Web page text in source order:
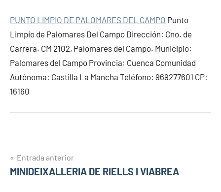
PUNTO LIMPIO DE PALOMARES DEL CAMPO Punto
Limpio de Palomares Del Campo Dirección: Cno. de
Carrera. CM 2102, Palomares del Campo. Municipio:
Palomares del Campo Provincia: Cuenca Comunidad
Autónoma: Castilla La Mancha Teléfono: 969277601 CP:
16160
Navegación
de
Entrada anterior
MINIDEIXALLERIA DE RIELLS I VIABREA